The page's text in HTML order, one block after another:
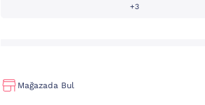
+3
Mağazada Bul